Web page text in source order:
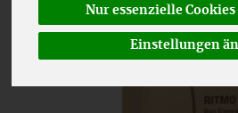
Nur essenzielle
Einstellungen